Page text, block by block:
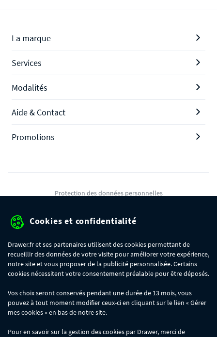
La marque
Services
Modalités
Aide & Contact
Promotions
Protection des données personnelles
Gérer mes cookies
commande :
- 30€ sur votre commande dès 300€ d'achat, avec le code BIKINI30
- 50€ sur votre commande dès 500€ d'achat, avec le code BIKINI50
Les codes BIKINI30, BIKINI50 et BIKINI100 ne sont valables que sur
Cookies et confidentialité
Drawer.fr et ses partenaires utilisent des cookies permettant de
recueillir des données de votre visite pour améliorer votre expérience,
notre site et vous proposer de la publicité personnalisée. Certains
cookies nécessitent votre consentement préalable pour être déposés.
Vos choix seront conservés pendant une durée de 13 mois, vous
pouvez à tout moment modifier ceux-ci en cliquant sur le lien « Gérer
mes cookies » en bas de notre site.
Pour en savoir sur la gestion des cookies par Drawer, merci de